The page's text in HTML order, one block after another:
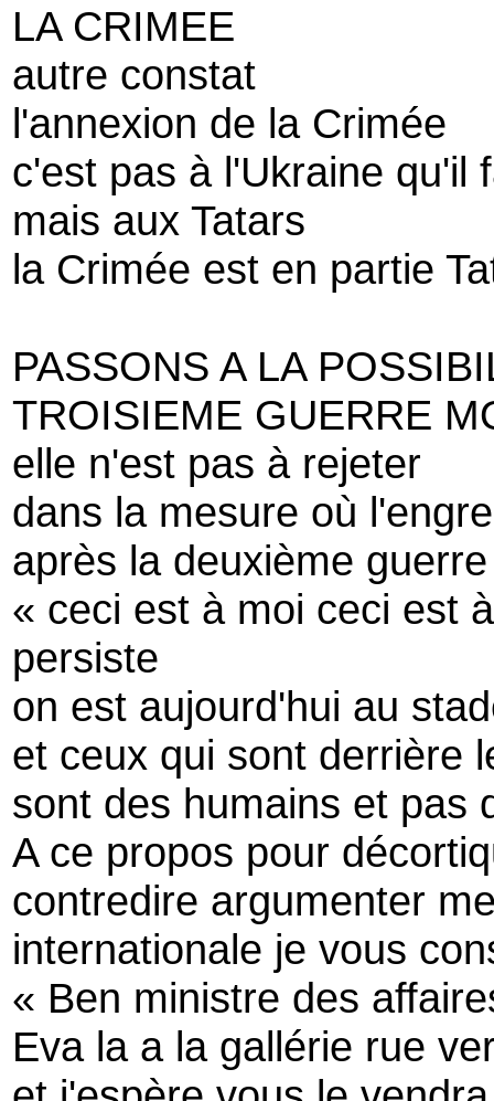
LA CRIMEE
autre constat
l'annexion de la Crimée
c'est pas à l'Ukraine qu'il
mais aux Tatars
la Crimée est en partie
PASSONS A LA
TROISIEME GUERRE
elle n'est pas à rejeter
dans la mesure où
après la deuxième
« ceci est à moi ceci est
persiste
on est aujourd'hui au
et ceux qui sont derrière
sont des humains et pas
A ce propos pour
contredire argumenter
internationale je vous
« Ben ministre des
Eva la a la gallérie rue